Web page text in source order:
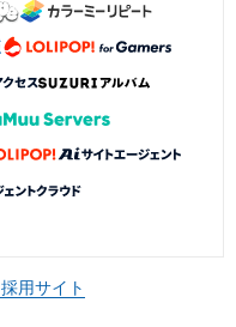
採用サイト